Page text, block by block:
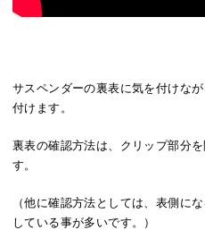
サスペンダーの裏表に気を付けなが
付けます。
裏表の確認方法は、クリップ部分
す。
（他に確認方法としては、表側に
している事が多いです。）